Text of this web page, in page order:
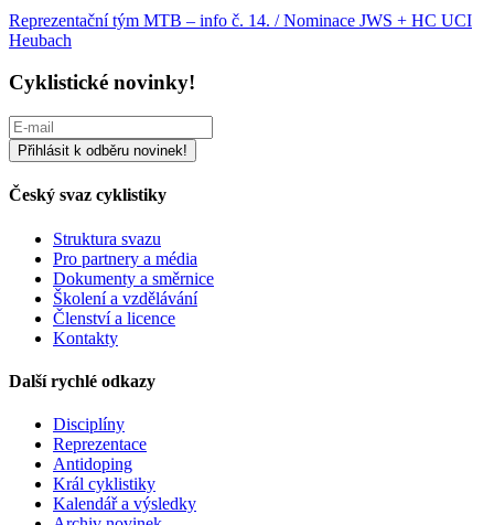
Reprezentační tým MTB – info č. 14. / Nominace JWS + HC UCI
Heubach
Cyklistické novinky!
Český svaz cyklistiky
Struktura svazu
Pro partnery a média
Dokumenty a směrnice
Školení a vzdělávání
Členství a licence
Kontakty
Další rychlé odkazy
Disciplíny
Reprezentace
Antidoping
Král cyklistiky
Kalendář a výsledky